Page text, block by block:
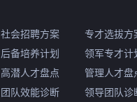
社会招聘方案
专才选拔方
后备培养计划
领军专才计
高潜人才盘点
管理人才盘
团队效能诊断 领导团队诊